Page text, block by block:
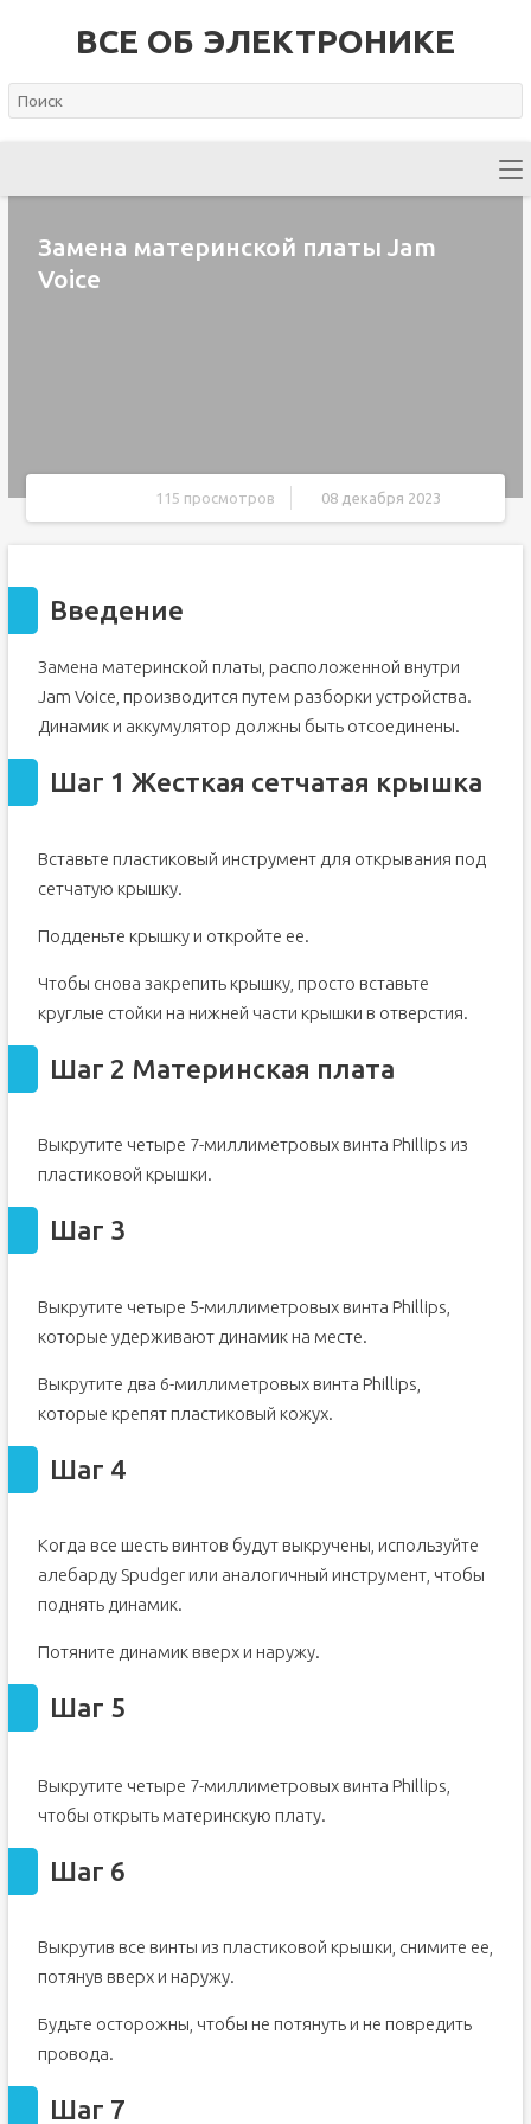
ВСЕ ОБ ЭЛЕКТРОНИКЕ
Замена материнской платы Jam
Voice
115 просмотров 08 декабря 2023
Введение
Замена материнской платы, расположенной внутри
Jam Voice, производится путем разборки устройства.
Динамик и аккумулятор должны быть отсоединены.
Шаг 1 Жесткая сетчатая крышка
Вставьте пластиковый инструмент для открывания под
сетчатую крышку.
Подденьте крышку и откройте ее.
Чтобы снова закрепить крышку, просто вставьте
круглые стойки на нижней части крышки в отверстия.
Шаг 2 Материнская плата
Выкрутите четыре 7-миллиметровых винта Phillips из
пластиковой крышки.
Шаг 3
Выкрутите четыре 5-миллиметровых винта Phillips,
которые удерживают динамик на месте.
Выкрутите два 6-миллиметровых винта Phillips,
которые крепят пластиковый кожух.
Шаг 4
Когда все шесть винтов будут выкручены, используйте
алебарду Spudger или аналогичный инструмент, чтобы
поднять динамик.
Потяните динамик вверх и наружу.
Шаг 5
Выкрутите четыре 7-миллиметровых винта Phillips,
чтобы открыть материнскую плату.
Шаг 6
Выкрутив все винты из пластиковой крышки, снимите ее,
потянув вверх и наружу.
Будьте осторожны, чтобы не потянуть и не повредить
провода.
Шаг 7